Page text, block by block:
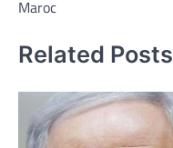
Maroc
Related Posts